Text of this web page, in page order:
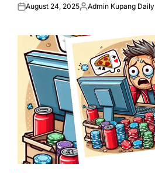
Posted
August 24, 2025Posted
Admin Kupang Daily